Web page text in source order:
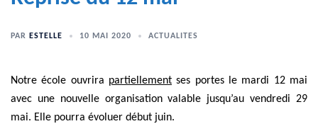
PAR ESTELLE 10 MAI 2020 ACTUALITES
Notre école ouvrira partiellement ses portes le mardi 12 mai
avec une nouvelle organisation valable jusqu’au vendredi 29
mai. Elle pourra évoluer début juin.